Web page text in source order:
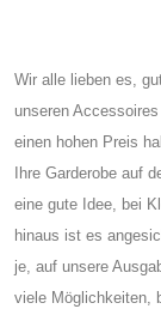
Wir alle lieben es,
unseren
einen hohen Preis
Ihre Garderobe auf
eine gute Idee, bei
hinaus ist es
je, auf unsere
viele Möglichkeiten,